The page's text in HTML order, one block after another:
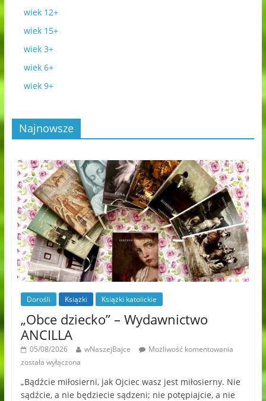
wiek 12+
wiek 15+
wiek 3+
wiek 6+
wiek 9+
Najnowsze
Dorośli Książki Książki katolickie
„Obce dziecko” – Wydawnictwo
ANCILLA
05/08/2026 wNaszejBajce
Możliwość komentowania
została wyłączona
„Bądźcie miłosierni, jak Ojciec wasz jest miłosierny. Nie
sądźcie, a nie będziecie sądzeni; nie potępiajcie, a nie